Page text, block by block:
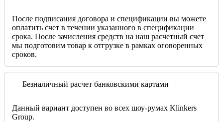
После подписания договора и спецификации вы можете
оплатить счет в течении указанного в спецификации
срока. После зачисления средств на наш расчетный счет
мы подготовим товар к отгрузке в рамках оговоренных
сроков.
Безналичный расчет банковскими картами
Данный вариант доступен во всех шоу-румах Klinkers
Group.